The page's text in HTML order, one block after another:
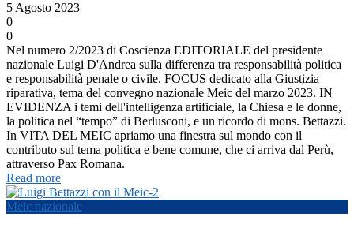
5 Agosto 2023
0
0
Nel numero 2/2023 di Coscienza EDITORIALE del presidente
nazionale Luigi D'Andrea sulla differenza tra responsabilità politica
e responsabilità penale o civile. FOCUS dedicato alla Giustizia
riparativa, tema del convegno nazionale Meic del marzo 2023. IN
EVIDENZA i temi dell'intelligenza artificiale, la Chiesa e le donne,
la politica nel “tempo” di Berlusconi, e un ricordo di mons. Bettazzi.
In VITA DEL MEIC apriamo una finestra sul mondo con il
contributo sul tema politica e bene comune, che ci arriva dal Perù,
attraverso Pax Romana.
Read more
Meic nazionale